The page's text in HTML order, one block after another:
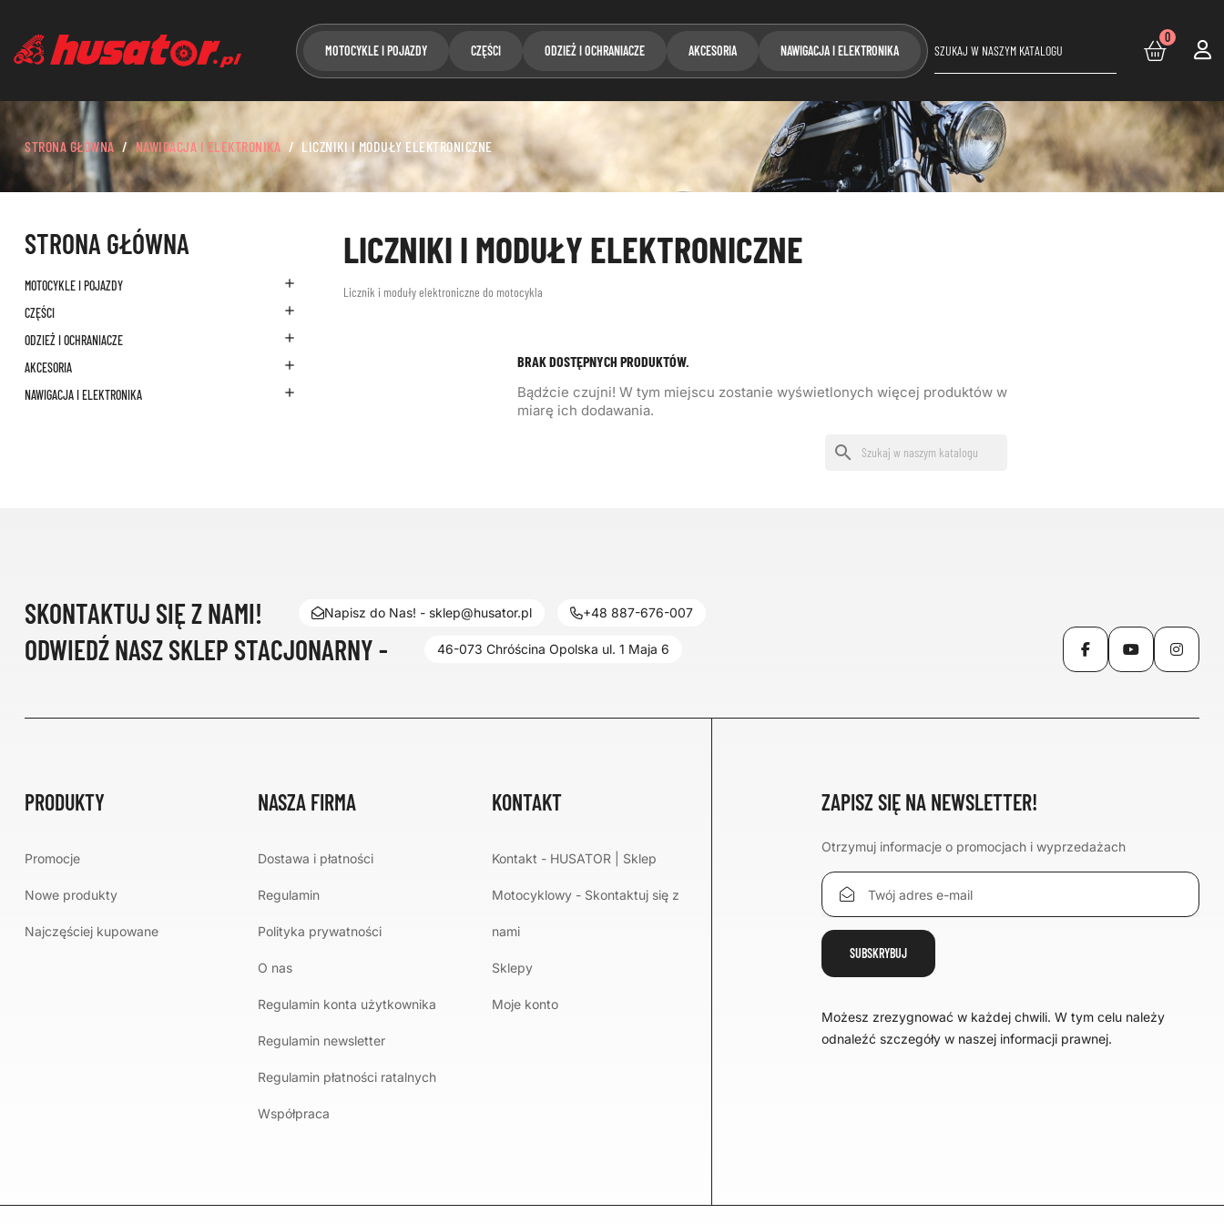
MOTOCYKLE I POJAZDY CZĘŚCI ODZIEŻ I OCHRANIACZE AKCESORIA NAWIGACJA I ELEKTRONIKA
0
STRONA GŁÓWNA NAWIGACJA I ELEKTRONIKA LICZNIKI I MODUŁY ELEKTRONICZNE
STRONA GŁÓWNA
MOTOCYKLE I POJAZDY 
CZĘŚCI 
ODZIEŻ I OCHRANIACZE 
AKCESORIA 
NAWIGACJA I ELEKTRONIKA 
LICZNIKI I MODUŁY ELEKTRONICZNE
Licznik i moduły elektroniczne do motocykla
BRAK DOSTĘPNYCH PRODUKTÓW.
Bądźcie czujni! W tym miejscu zostanie wyświetlonych więcej produktów w
miarę ich dodawania.
search
SKONTAKTUJ SIĘ Z NAMI! Napisz do Nas! - sklep@husator.pl +48 887-676-007
ODWIEDŹ NASZ SKLEP STACJONARNY - 46-073 Chróścina Opolska ul. 1 Maja 6
FacebookYouTube
PRODUKTY
Promocje
Nowe produkty
Najczęściej kupowane
NASZA FIRMA
Dostawa i płatności
Regulamin
Polityka prywatności
O nas
Regulamin konta użytkownika
Regulamin newsletter
Regulamin płatności ratalnych
Współpraca
KONTAKT
Kontakt - HUSATOR | Sklep
Motocyklowy - Skontaktuj się z
nami
Sklepy
Moje konto
ZAPISZ SIĘ NA NEWSLETTER!
Otrzymuj informacje o promocjach i wyprzedażach
Możesz zrezygnować w każdej chwili. W tym celu należy
odnaleźć szczegóły w naszej informacji prawnej.